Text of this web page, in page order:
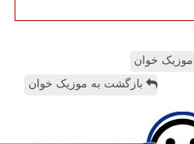
موزیک خوان
بازگشت به موزیک خوان